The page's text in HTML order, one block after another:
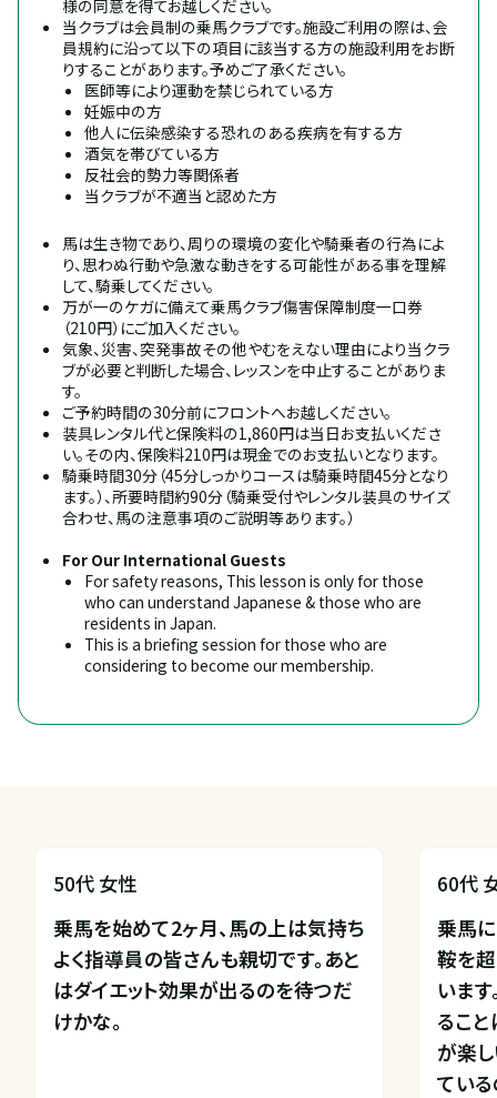
様の同意を得てお越しください。
当クラブは会員制の乗馬クラブです。施設ご利用の際は、会
員規約に沿って以下の項目に該当する方の施設利用をお断
りすることがあります。予めご了承ください。
医師等により運動を禁じられている方
妊娠中の方
他人に伝染感染する恐れのある疾病を有する方
酒気を帯びている方
反社会的勢力等関係者
当クラブが不適当と認めた方
馬は生き物であり、周りの環境の変化や騎乗者の行為によ
り、思わぬ行動や急激な動きをする可能性がある事を理解
して、騎乗してください。
万が一のケガに備えて乗馬クラブ傷害保障制度一口券
（210円）にご加入ください。
気象、災害、突発事故その他やむをえない理由により当クラ
ブが必要と判断した場合、レッスンを中止することがありま
す。
ご予約時間の30分前にフロントへお越しください。
装具レンタル代と保険料の1,860円は当日お支払いくださ
い。その内、保険料210円は現金でのお支払いとなります。
騎乗時間30分（45分しっかりコースは騎乗時間45分となり
ます。）、所要時間約90分（騎乗受付やレンタル装具のサイズ
合わせ、馬の注意事項のご説明等あります。）
For Our International Guests
For safety reasons, This lesson is only for those
who can understand Japanese & those who are
residents in Japan.
This is a briefing session for those who are
considering to become our membership.
50代 女性
乗馬を始めて2ヶ月、馬の上は気持ち
よく指導員の皆さんも親切です。あと
はダイエット効果が出るのを待つだ
けかな。
60代
乗馬
鞍を
いま
ること
が楽
ている